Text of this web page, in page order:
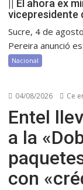
|| El ahora ex
vicepresidente
Sucre, 4 de
Pereira anunció
Nacional
04/08/2026 Ce
Entel
a la
con